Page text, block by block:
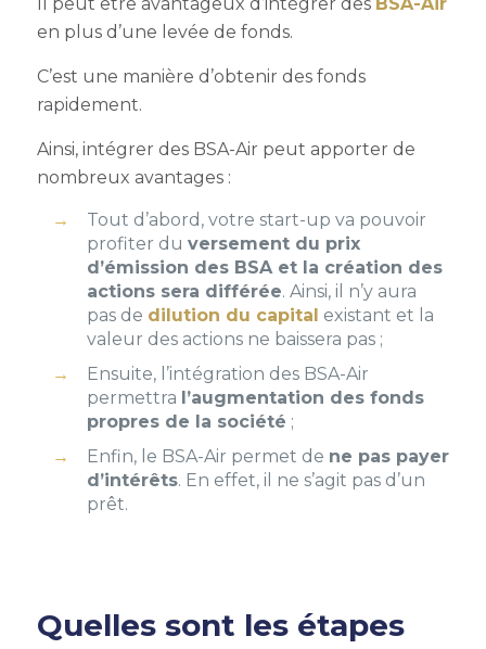
en plus d’une levée de fonds.
C’est une manière d’obtenir des fonds
rapidement.
Ainsi, intégrer des BSA-Air peut apporter de
nombreux avantages :
Tout d’abord, votre start-up va pouvoir
profiter du versement du prix
d’émission des BSA et la création des
actions sera différée. Ainsi, il n’y aura
pas de dilution du capital existant et la
valeur des actions ne baissera pas ;
Ensuite, l’intégration des BSA-Air
permettra l’augmentation des fonds
propres de la société ;
Enfin, le BSA-Air permet de ne pas payer
d’intérêts. En effet, il ne s’agit pas d’un
prêt.
Quelles sont les étapes